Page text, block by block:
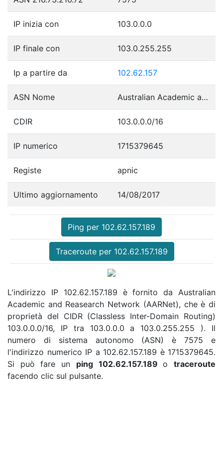
IP inizia con 103.0.0.0
IP finale con 103.0.255.255
Ip a partire da 102.62.157
ASN Nome Australian Academic and Reasearch Network (AARNet)
CDIR 103.0.0.0/16
IP numerico 1715379645
Registe apnic
Ultimo aggiornamento 14/08/2017
Ping per 102.62.157.189
Traceroute per 102.62.157.189
L'indirizzo IP 102.62.157.189 è fornito da Australian
Academic and Reasearch Network (AARNet), che è di
proprietà del CIDR (Classless Inter-Domain Routing)
103.0.0.0/16, IP tra 103.0.0.0 a 103.0.255.255 ). Il
numero di sistema autonomo (ASN) è 7575 e
l'indirizzo numerico IP a 102.62.157.189 è 1715379645.
Si può fare un ping 102.62.157.189otraceroute
facendo clic sul pulsante.